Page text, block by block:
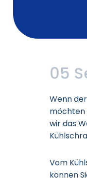
05
Wenn
möchten
wir das
Vom
können